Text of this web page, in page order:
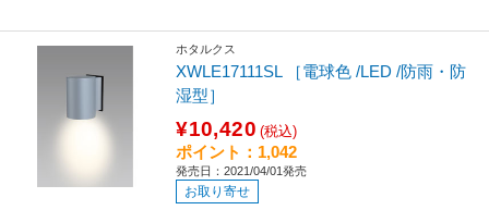
ホタルクス
XWLE17111SL ［電球色 /LED /防雨・防
湿型］
¥10,420 (税込)
ポイント：1,042
発売日：2021/04/01発売
お取り寄せ